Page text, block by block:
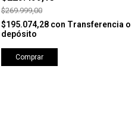
$269.999,00
$195.074,28 con Transferencia o
depósito
Comprar